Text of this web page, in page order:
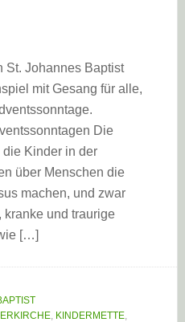
St. Johannes Baptist
mit Gesang für alle,
Die
Kinder in der
über Menschen die
machen, und zwar
kranke und traurige
[…]
, KINDERMETTE,